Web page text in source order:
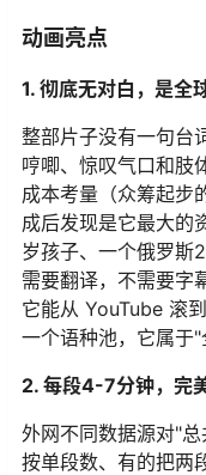
动画亮点
1. 彻底无对白，是全
整部片子没有一句台
哼唧、惊叹气口和肢
成本考量（众筹起步
成后发现是它最大的
岁孩子、一个俄罗斯
需要翻译，不需要字
它能从 YouTube 滚
一个语种池，它属于"
2. 每段4-7分钟，完
外网不同数据源对"
按单段数、有的把两